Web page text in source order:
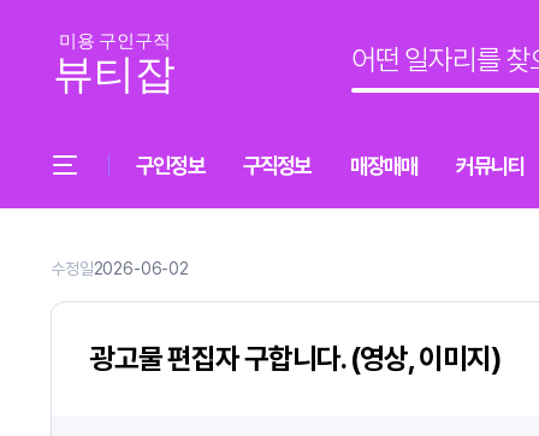
구인정보 구직정보 매장매매 커뮤니티
수정일2026-06-02
광고물 편집자 구합니다. (영상, 이미지)